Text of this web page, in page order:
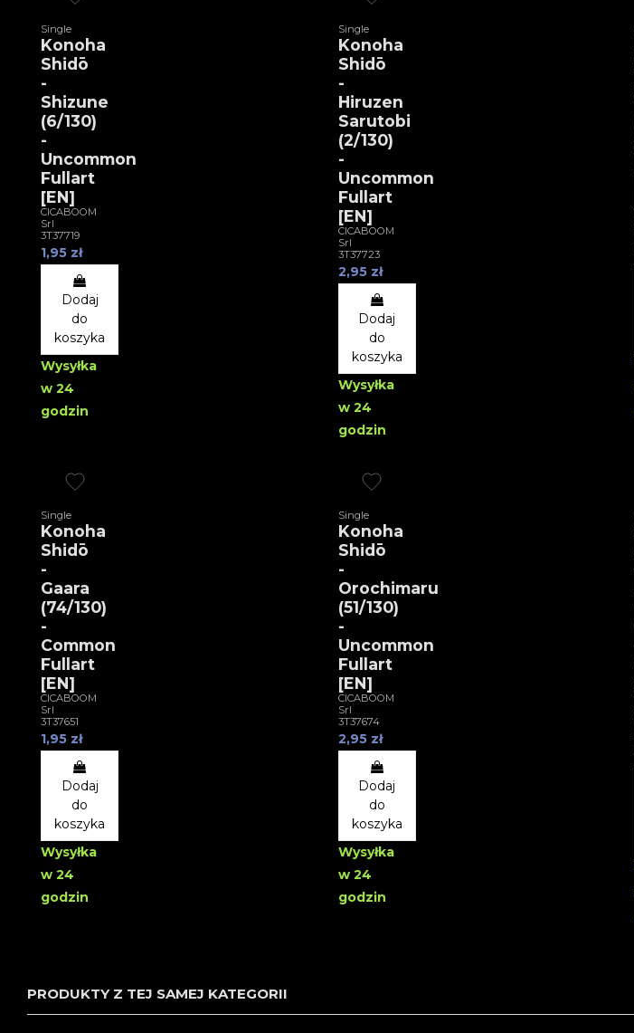
Single
Konoha
Shidō
-
Shizune
(6/130)
-
Uncommon
Fullart
[EN]
CICABOOM
Srl
3T37719
1,95 zł
Dodaj
do
koszyka
Wysyłka
w 24
godzin
Single
Konoha
Shidō
-
Hiruzen
Sarutobi
(2/130)
-
Uncommon
Fullart
[EN]
CICABOOM
Srl
3T37723
2,95 zł
Dodaj
do
koszyka
Wysyłka
w 24
godzin
Single
Konoha
Shidō
-
Gaara
(74/130)
-
Common
Fullart
[EN]
CICABOOM
Srl
3T37651
1,95 zł
Dodaj
do
koszyka
Wysyłka
w 24
godzin
Single
Konoha
Shidō
-
Orochimaru
(51/130)
-
Uncommon
Fullart
[EN]
CICABOOM
Srl
3T37674
2,95 zł
Dodaj
do
koszyka
Wysyłka
w 24
godzin
PRODUKTY Z TEJ SAMEJ KATEGORII